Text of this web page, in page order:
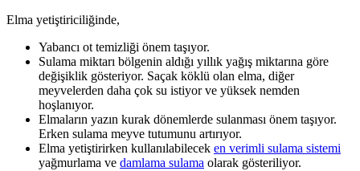
Elma yetiştiriciliğinde,
Yabancı ot temizliği önem taşıyor.
Sulama miktarı bölgenin aldığı yıllık yağış miktarına göre
değişiklik gösteriyor. Saçak köklü olan elma, diğer
meyvelerden daha çok su istiyor ve yüksek nemden
hoşlanıyor.
Elmaların yazın kurak dönemlerde sulanması önem taşıyor.
Erken sulama meyve tutumunu artırıyor.
Elma yetiştirirken kullanılabilecek en verimli sulama sistemi
yağmurlama ve damlama sulama olarak gösteriliyor.